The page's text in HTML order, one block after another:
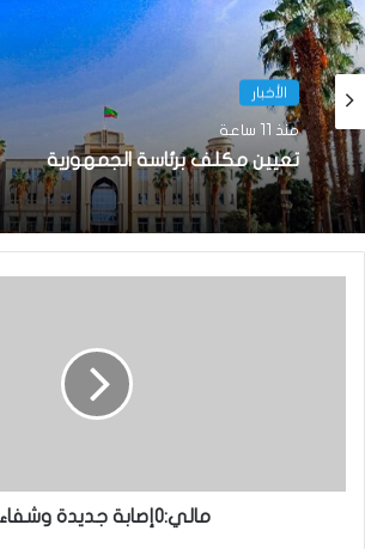
الأخبار
منذ 11 ساعة
تعيين مكلف برئاسة الجمهورية
الأخبار
منذ 15 ساعة
تساقطات مطرية على أربع
مالي:0إصابة جديدة وشفاء 5